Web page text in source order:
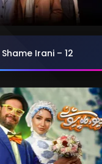
Shame Irani – 12